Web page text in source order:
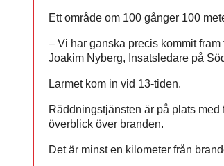
Ett område om 100 gånger 100
– Vi har ganska precis kommit
Joakim Nyberg, Insatsledare på
Larmet kom in vid 13-tiden.
Räddningstjänsten är på plats
överblick över branden.
Det är minst en kilometer från